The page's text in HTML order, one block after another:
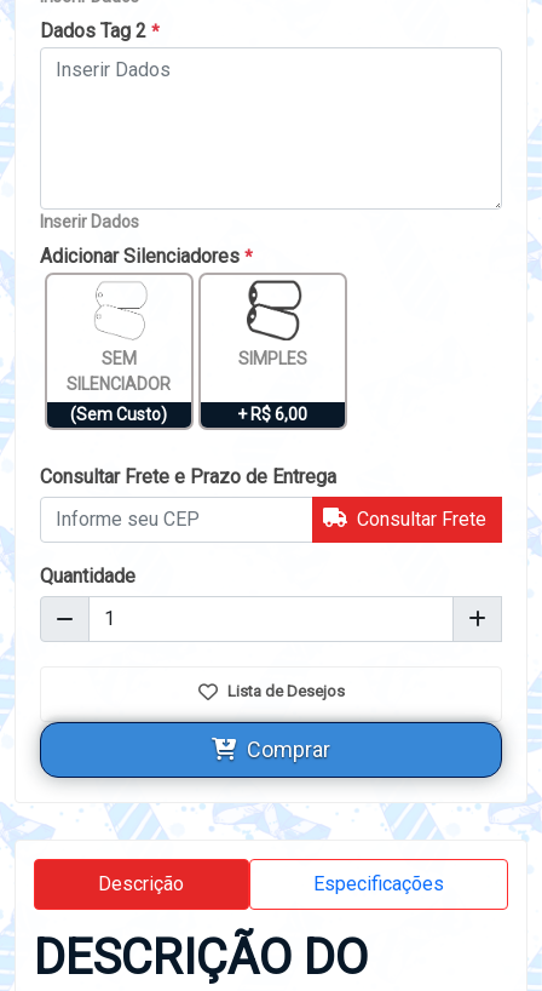
Dados Tag 2 *
Inserir Dados
Adicionar Silenciadores *
SEM
SILENCIADOR
(Sem Custo)
SIMPLES
+ R$ 6,00
Consultar Frete e Prazo de Entrega
Consultar Frete
Quantidade
Lista de Desejos
Comprar
Descrição Especificações
DESCRIÇÃO DO